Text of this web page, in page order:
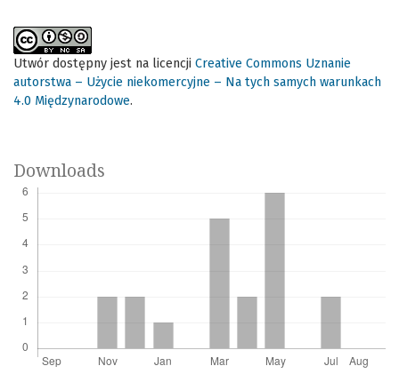
Utwór dostępny jest na licencji Creative Commons Uznanie
autorstwa – Użycie niekomercyjne – Na tych samych warunkach
4.0 Międzynarodowe.
Downloads